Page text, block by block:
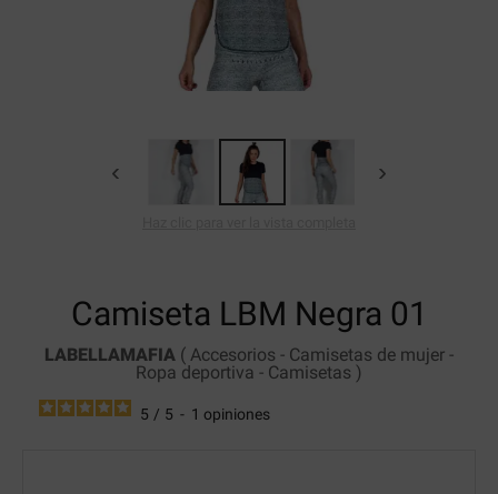
‹ ›
Camiseta LBM Negra 01
LABELLAMAFIA ( Accesorios - Camisetas de mujer -
Ropa deportiva - Camisetas )
5 / 5 - 1 opiniones